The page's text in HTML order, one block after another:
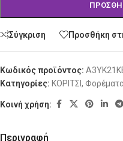
Σύγκριση Προσθήκη
Κωδικός προϊόντος:
Κατηγορίες: ΚΟΡΙΤΣΙ ,
Κοινή χρήση:
Περιγραφή